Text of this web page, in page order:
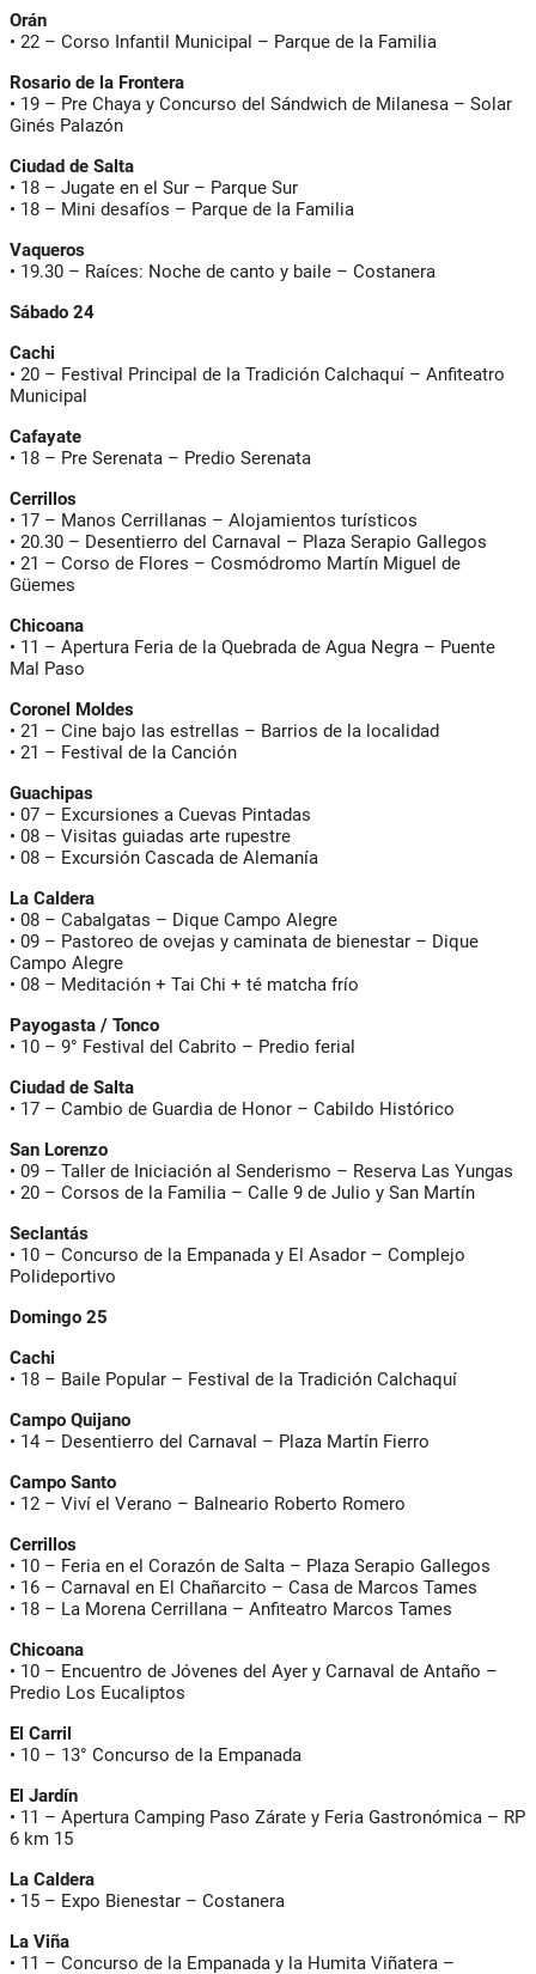
Orán
• 22 – Corso Infantil Municipal – Parque de la Familia
Rosario de la Frontera
• 19 – Pre Chaya y Concurso del Sándwich de Milanesa – Solar
Ginés Palazón
Ciudad de Salta
• 18 – Jugate en el Sur – Parque Sur
• 18 – Mini desafíos – Parque de la Familia
Vaqueros
• 19.30 – Raíces: Noche de canto y baile – Costanera
Sábado 24
Cachi
• 20 – Festival Principal de la Tradición Calchaquí – Anfiteatro
Municipal
Cafayate
• 18 – Pre Serenata – Predio Serenata
Cerrillos
• 17 – Manos Cerrillanas – Alojamientos turísticos
• 20.30 – Desentierro del Carnaval – Plaza Serapio Gallegos
• 21 – Corso de Flores – Cosmódromo Martín Miguel de
Güemes
Chicoana
• 11 – Apertura Feria de la Quebrada de Agua Negra – Puente
Mal Paso
Coronel Moldes
• 21 – Cine bajo las estrellas – Barrios de la localidad
• 21 – Festival de la Canción
Guachipas
• 07 – Excursiones a Cuevas Pintadas
• 08 – Visitas guiadas arte rupestre
• 08 – Excursión Cascada de Alemanía
La Caldera
• 08 – Cabalgatas – Dique Campo Alegre
• 09 – Pastoreo de ovejas y caminata de bienestar – Dique
Campo Alegre
• 08 – Meditación + Tai Chi + té matcha frío
Payogasta / Tonco
• 10 – 9° Festival del Cabrito – Predio ferial
Ciudad de Salta
• 17 – Cambio de Guardia de Honor – Cabildo Histórico
San Lorenzo
• 09 – Taller de Iniciación al Senderismo – Reserva Las Yungas
• 20 – Corsos de la Familia – Calle 9 de Julio y San Martín
Seclantás
• 10 – Concurso de la Empanada y El Asador – Complejo
Polideportivo
Domingo 25
Cachi
• 18 – Baile Popular – Festival de la Tradición Calchaquí
Campo Quijano
• 14 – Desentierro del Carnaval – Plaza Martín Fierro
Campo Santo
• 12 – Viví el Verano – Balneario Roberto Romero
Cerrillos
• 10 – Feria en el Corazón de Salta – Plaza Serapio Gallegos
• 16 – Carnaval en El Chañarcito – Casa de Marcos Tames
• 18 – La Morena Cerrillana – Anfiteatro Marcos Tames
Chicoana
• 10 – Encuentro de Jóvenes del Ayer y Carnaval de Antaño –
Predio Los Eucaliptos
El Carril
• 10 – 13° Concurso de la Empanada
El Jardín
• 11 – Apertura Camping Paso Zárate y Feria Gastronómica – RP
6 km 15
La Caldera
• 15 – Expo Bienestar – Costanera
La Viña
• 11 – Concurso de la Empanada y la Humita Viñatera –